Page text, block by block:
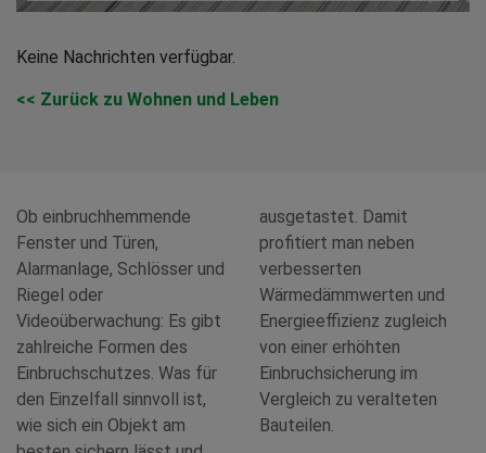
Keine Nachrichten verfügbar.
<< Zurück zu Wohnen und Leben
Ob einbruchhemmende
Fenster und Türen,
Alarmanlage, Schlösser und
Riegel oder
Videoüberwachung: Es gibt
zahlreiche Formen des
Einbruchschutzes. Was für
den Einzelfall sinnvoll ist,
wie sich ein Objekt am
ausgetastet. Damit
profitiert man neben
verbesserten
Wärmedämmwerten und
Energieeffizienz zugleich
von einer erhöhten
Einbruchsicherung im
Vergleich zu veralteten
Bauteilen.